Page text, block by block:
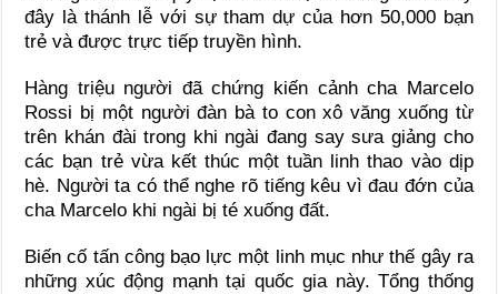
đây là thánh lễ với sự tham dự của hơn 50,000 bạn
trẻ và được trực tiếp truyền hình.
Hàng triệu người đã chứng kiến cảnh cha Marcelo
Rossi bị một người đàn bà to con xô văng xuống từ
trên khán đài trong khi ngài đang say sưa giảng cho
các bạn trẻ vừa kết thúc một tuần linh thao vào dịp
hè. Người ta có thể nghe rõ tiếng kêu vì đau đớn của
cha Marcelo khi ngài bị té xuống đất.
Biến cố tấn công bạo lực một linh mục như thế gây ra
những xúc động mạnh tại quốc gia này. Tổng thống